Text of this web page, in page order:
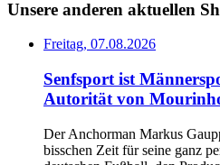
Unsere anderen aktuellen
Freitag, 07.08.2026
Senfsport ist
Autorität von
Der Anchorman Markus
bisschen Zeit für seine ganz